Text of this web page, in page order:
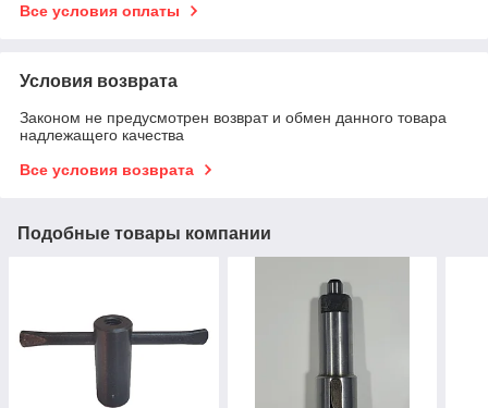
Все условия оплаты
Условия возврата
Законом не предусмотрен возврат и обмен данного товара
надлежащего качества
Все условия возврата
Подобные товары компании